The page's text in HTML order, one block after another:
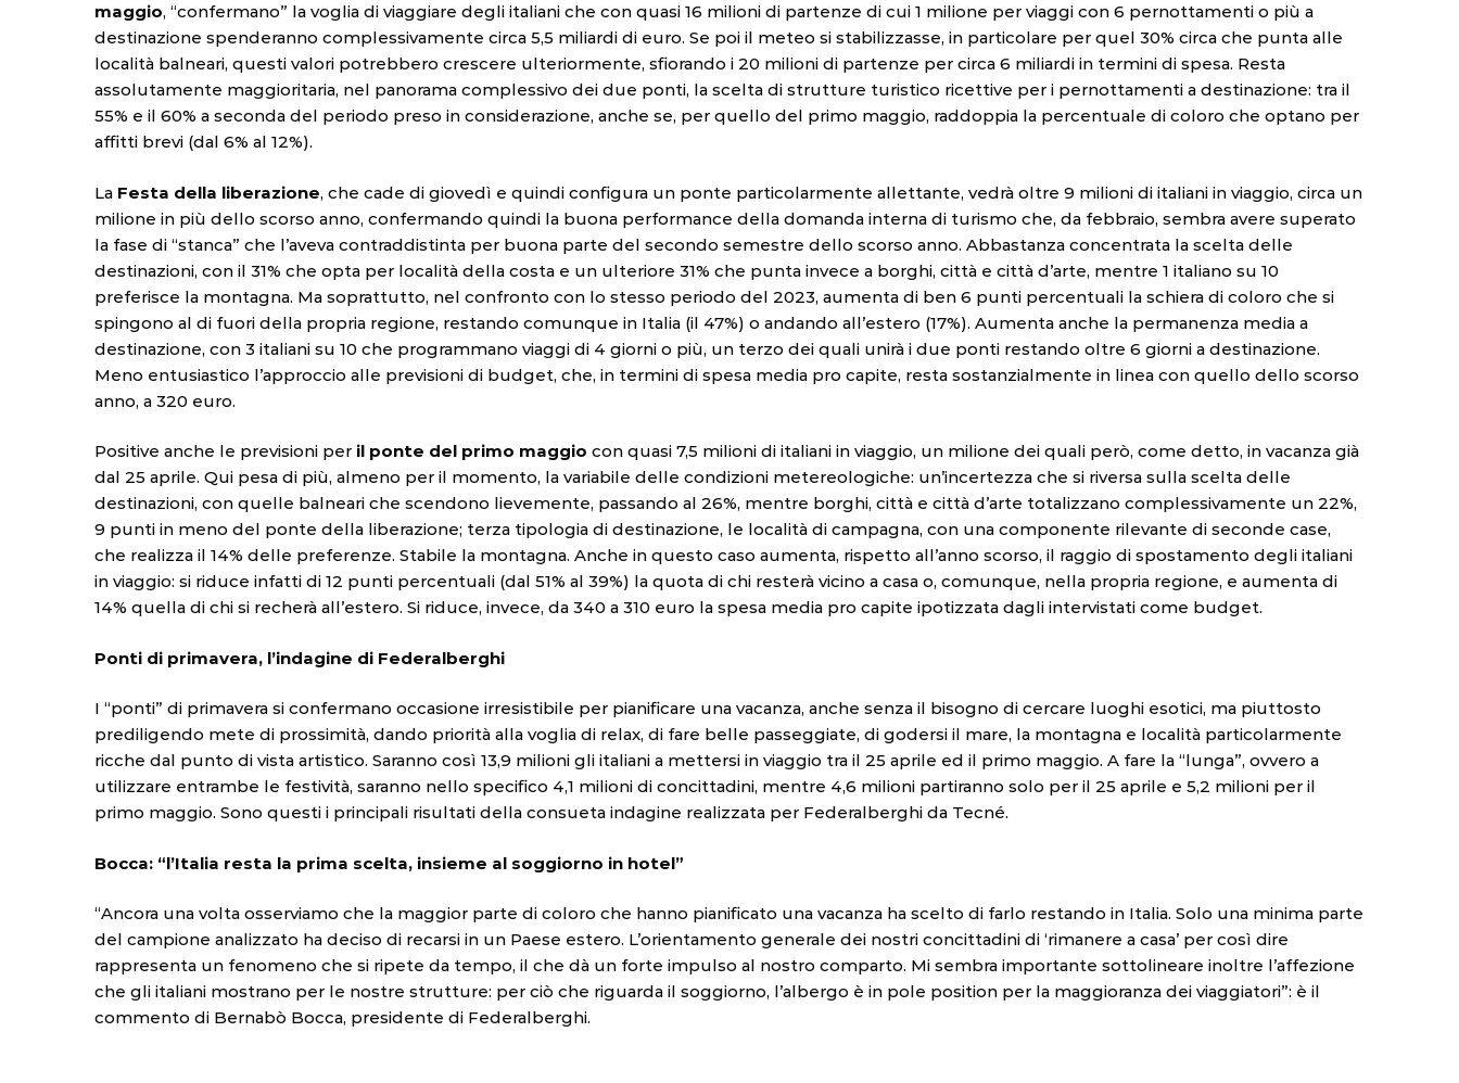
maggio, “confermano” la voglia di viaggiare degli italiani che con quasi 16 milioni di partenze di cui 1 milione per viaggi con 6 pernottamenti o più a
destinazione spenderanno complessivamente circa 5,5 miliardi di euro. Se poi il meteo si stabilizzasse, in particolare per quel 30% circa che punta alle
località balneari, questi valori potrebbero crescere ulteriormente, sfiorando i 20 milioni di partenze per circa 6 miliardi in termini di spesa. Resta
assolutamente maggioritaria, nel panorama complessivo dei due ponti, la scelta di strutture turistico ricettive per i pernottamenti a destinazione: tra il
55% e il 60% a seconda del periodo preso in considerazione, anche se, per quello del primo maggio, raddoppia la percentuale di coloro che optano per
affitti brevi (dal 6% al 12%).
La Festa della liberazione, che cade di giovedì e quindi configura un ponte particolarmente allettante, vedrà oltre 9 milioni di italiani in viaggio, circa un
milione in più dello scorso anno, confermando quindi la buona performance della domanda interna di turismo che, da febbraio, sembra avere superato
la fase di “stanca” che l’aveva contraddistinta per buona parte del secondo semestre dello scorso anno. Abbastanza concentrata la scelta delle
destinazioni, con il 31% che opta per località della costa e un ulteriore 31% che punta invece a borghi, città e città d’arte, mentre 1 italiano su 10
preferisce la montagna. Ma soprattutto, nel confronto con lo stesso periodo del 2023, aumenta di ben 6 punti percentuali la schiera di coloro che si
spingono al di fuori della propria regione, restando comunque in Italia (il 47%) o andando all’estero (17%). Aumenta anche la permanenza media a
destinazione, con 3 italiani su 10 che programmano viaggi di 4 giorni o più, un terzo dei quali unirà i due ponti restando oltre 6 giorni a destinazione.
Meno entusiastico l’approccio alle previsioni di budget, che, in termini di spesa media pro capite, resta sostanzialmente in linea con quello dello scorso
anno, a 320 euro.
Positive anche le previsioni per il ponte del primo maggio con quasi 7,5 milioni di italiani in viaggio, un milione dei quali però, come detto, in vacanza già
dal 25 aprile. Qui pesa di più, almeno per il momento, la variabile delle condizioni metereologiche: un’incertezza che si riversa sulla scelta delle
destinazioni, con quelle balneari che scendono lievemente, passando al 26%, mentre borghi, città e città d’arte totalizzano complessivamente un 22%,
9 punti in meno del ponte della liberazione; terza tipologia di destinazione, le località di campagna, con una componente rilevante di seconde case,
che realizza il 14% delle preferenze. Stabile la montagna. Anche in questo caso aumenta, rispetto all’anno scorso, il raggio di spostamento degli italiani
in viaggio: si riduce infatti di 12 punti percentuali (dal 51% al 39%) la quota di chi resterà vicino a casa o, comunque, nella propria regione, e aumenta di
14% quella di chi si recherà all’estero. Si riduce, invece, da 340 a 310 euro la spesa media pro capite ipotizzata dagli intervistati come budget.
Ponti di primavera, l’indagine di Federalberghi
I “ponti” di primavera si confermano occasione irresistibile per pianificare una vacanza, anche senza il bisogno di cercare luoghi esotici, ma piuttosto
prediligendo mete di prossimità, dando priorità alla voglia di relax, di fare belle passeggiate, di godersi il mare, la montagna e località particolarmente
ricche dal punto di vista artistico. Saranno così 13,9 milioni gli italiani a mettersi in viaggio tra il 25 aprile ed il primo maggio. A fare la “lunga”, ovvero a
utilizzare entrambe le festività, saranno nello specifico 4,1 milioni di concittadini, mentre 4,6 milioni partiranno solo per il 25 aprile e 5,2 milioni per il
primo maggio. Sono questi i principali risultati della consueta indagine realizzata per Federalberghi da Tecné.
Bocca: “l’Italia resta la prima scelta, insieme al soggiorno in hotel”
“Ancora una volta osserviamo che la maggior parte di coloro che hanno pianificato una vacanza ha scelto di farlo restando in Italia. Solo una minima parte
del campione analizzato ha deciso di recarsi in un Paese estero. L’orientamento generale dei nostri concittadini di ‘rimanere a casa’ per così dire
rappresenta un fenomeno che si ripete da tempo, il che dà un forte impulso al nostro comparto. Mi sembra importante sottolineare inoltre l’affezione
che gli italiani mostrano per le nostre strutture: per ciò che riguarda il soggiorno, l’albergo è in pole position per la maggioranza dei viaggiatori”: è il
commento di Bernabò Bocca, presidente di Federalberghi.